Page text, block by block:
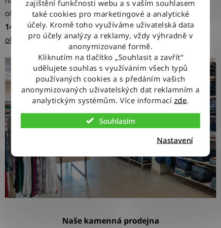
zajištění funkčnosti webu a s vaším souhlasem
také cookies pro marketingové a analytické
účely. Kromě toho využíváme uživatelská data
pro účely analýzy a reklamy, vždy výhradně v
anonymizované formě.
Kliknutím na tlačítko „Souhlasit a zavřít“
udělujete souhlas s využíváním všech typů
používaných cookies a s předáním vašich
anonymizovaných uživatelských dat reklamním a
analytickým systémům. Více informací zde.
Souhlasím
Nastavení
obchoděvrácenínebo výměnunepoužitého zboží do
14 dnů bez udání důvodů. Jak na to zjistíte v našich
obchodních podmínkách
Naše kamenná prodejna